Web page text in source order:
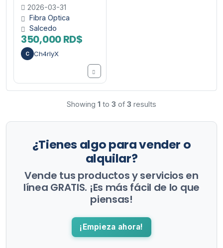
2026-03-31
Fibra Optica
Salcedo
350,000 RD$
C Ch4rlyX
Showing 1 to 3 of 3 results
¿Tienes algo para vender o
alquilar?
Vende tus productos y servicios en
línea GRATIS. ¡Es más fácil de lo que
piensas!
¡Empieza ahora!